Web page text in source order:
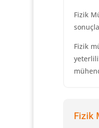
Fizik
Fizik
Fizik